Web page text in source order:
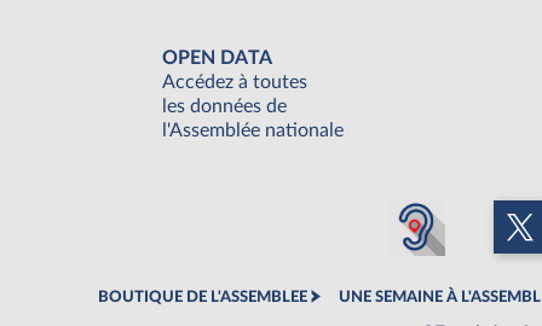
OPEN DATA
Accédez à toutes
les données de
l'Assemblée nationale
BOUTIQUE DE L'ASSEMBLEE UNE SEMAINE À